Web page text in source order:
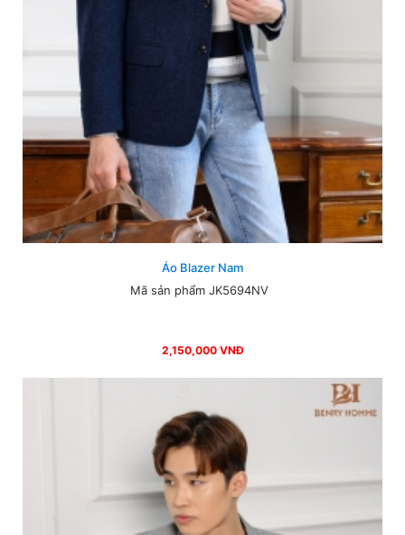
Áo Blazer Nam
Mã sản phẩm JK5694NV
2,150,000 VNĐ